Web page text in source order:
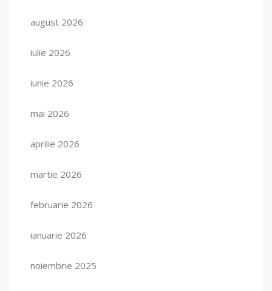
august 2026
iulie 2026
iunie 2026
mai 2026
aprilie 2026
martie 2026
februarie 2026
ianuarie 2026
noiembrie 2025